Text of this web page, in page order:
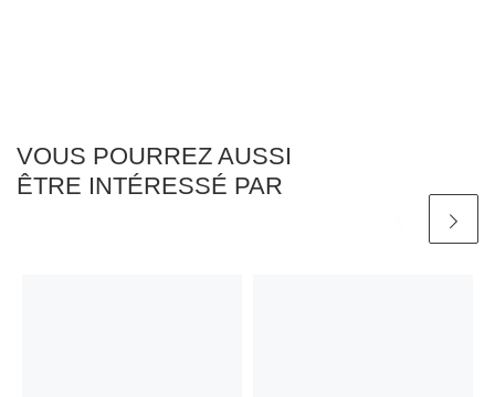
VOUS POURREZ AUSSI
ÊTRE INTÉRESSÉ PAR